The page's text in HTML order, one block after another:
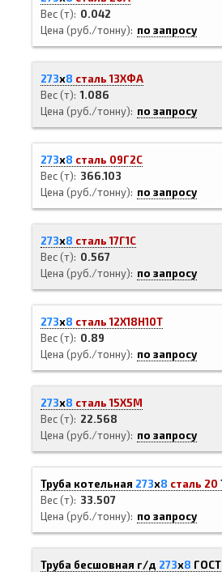
Вес (т)
0.042
Цена (руб./тонну)
по запросу
273х8 сталь 13ХФА
Вес (т) 1.086
Цена (руб./тонну)
по запросу
273х8 сталь 09Г2С
Вес (т)
366.103
Цена (руб./тонну)
по запросу
273х8 сталь 17Г1С
Вес (т)
0.567
Цена (руб./тонну)
по запросу
273х8 сталь 12Х18Н10Т
Вес (т)
0.89
Цена (руб./тонну)
по запросу
273х8 сталь 15Х5М
Вес (т)
22.568
Цена (руб./тонну)
по запросу
Труба котельная 273х8 сталь 20
Вес (т)
33.507
Цена (руб./тонну)
по запросу
Труба бесшовная г/д 273х8